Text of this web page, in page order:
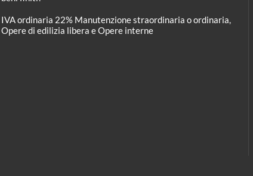
IVA ordinaria 22% Manutenzione straordinaria o ordinaria,
Opere di edilizia libera e Opere interne